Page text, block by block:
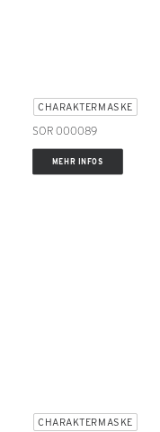
CHARAKTERMASKE
SOR 000089
MEHR INFOS
CHARAKTERMASKE